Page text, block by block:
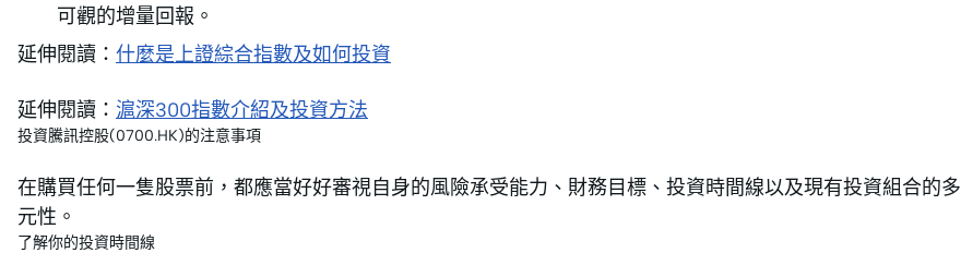
可觀的增量回報。
延伸閱讀： 什麼是上證綜合指數及如何投資
延伸閱讀： 滬深300指數介紹及投資方法
投資騰訊控股(0700.HK)的注意事項
在購買任何一隻股票前，都應當好好審視自身的風險承受能力、財務目標、投資時間線以及現有投資組合的多
元性。
了解你的投資時間線